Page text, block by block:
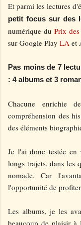
Et parmi les lectures
petit focus sur des
numérique du Prix
sur Google Play LA et
Pas moins de 7
: 4 albums et 3
Chacune enrichie
compréhension des
des éléments
Je l'ai donc testée en
longs trajets, dans les
nomade. Car
l'opportunité de
Les albums, je les
beaucoup de plaisir